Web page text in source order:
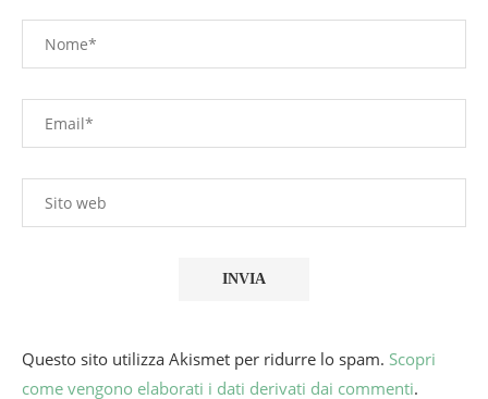
Questo sito utilizza Akismet per ridurre lo spam. Scopri
come vengono elaborati i dati derivati dai commenti.